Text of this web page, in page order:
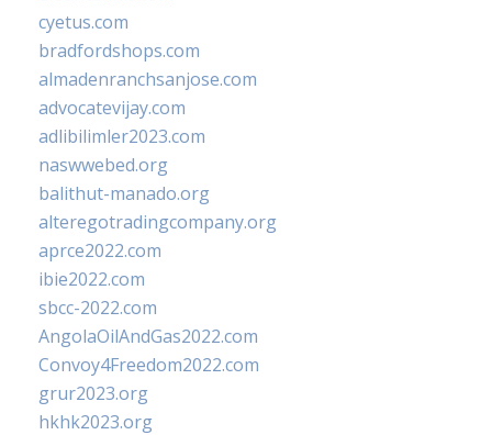
cyetus.com
bradfordshops.com
almadenranchsanjose.com
advocatevijay.com
adlibilimler2023.com
naswwebed.org
balithut-manado.org
alteregotradingcompany.org
aprce2022.com
ibie2022.com
sbcc-2022.com
AngolaOilAndGas2022.com
Convoy4Freedom2022.com
grur2023.org
hkhk2023.org